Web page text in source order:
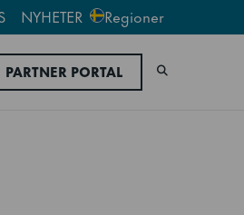
NYHETER Regioner
PARTNER PORTAL Sök